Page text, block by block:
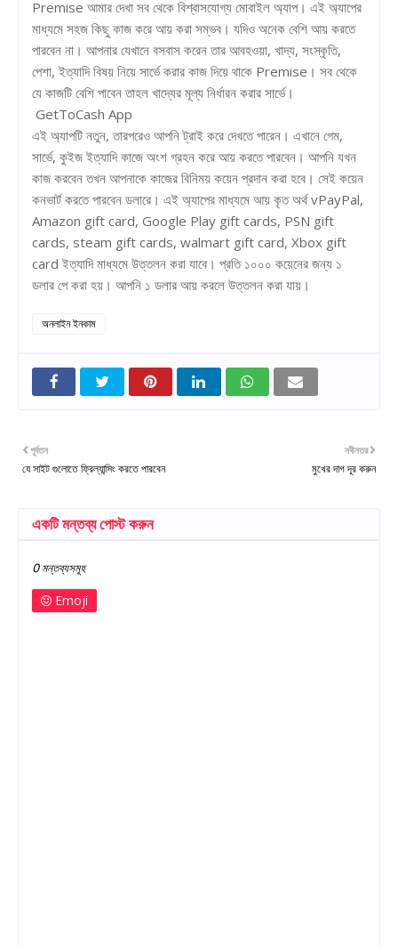
Premise আমার দেখা সব থেকে বিশ্বাসযোগ্য মোবাইল অ্যাপ। এই অ্যাপের
মাধ্যমে সহজ কিছু কাজ করে আয় করা সম্ভব। যদিও অনেক বেশি আয় করতে
পারবেন না। আপনার যেখানে বসবাস করেন তার আবহওয়া, খাদ্য, সংস্কৃতি,
পেশা, ইত্যাদি বিষয় নিয়ে সার্ভে করার কাজ দিয়ে থাকে Premise। সব থেকে
যে কাজটি বেশি পাবেন তাহল খাদ্যের মূল্য নির্ধারন করার সার্ভে।
GetToCash App
এই অ্যাপটি নতুন, তারপরেও আপনি ট্রাই করে দেখতে পারেন। এখানে গেম,
সার্ভে, কুইজ ইত্যাদি কাজে অংশ গ্রহন করে আয় করতে পারবেন। আপনি যখন
কাজ করবেন তখন আপনাকে কাজের বিনিময় কয়েন প্রদান করা হবে। সেই কয়েন
কনভার্ট করতে পারবেন ডলারে। এই অ্যাপের মাধ্যমে আয় কৃত অর্থ vPayPal,
Amazon gift card, Google Play gift cards, PSN gift
cards, steam gift cards, walmart gift card, Xbox gift
card ইত্যাদি মাধ্যমে উত্তলন করা যাবে। প্রতি ১০০০ কয়েনের জন্য ১
ডলার পে করা হয়। আপনি ১ ডলার আয় করলে উত্তলন করা যায়।
অনলাইন ইনকাম
নবীনতর
মুখের দাগ দূর করুন
পূর্বতন
যে সাইট গুলোতে ফ্রিল্যান্সিং করতে পারবেন
একটি মন্তব্য পোস্ট করুন
0 মন্তব্যসমূহ
Emoji